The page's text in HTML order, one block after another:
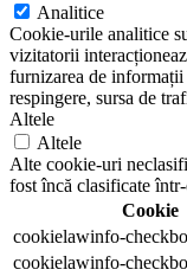
Analitice
Cookie-urile analitice
vizitatorii
furnizarea de
respingere, sursa de
Altele
Altele
Alte cookie-uri
fost încă clasificate
Cookie
cookielawinfo-
cookielawinfo-